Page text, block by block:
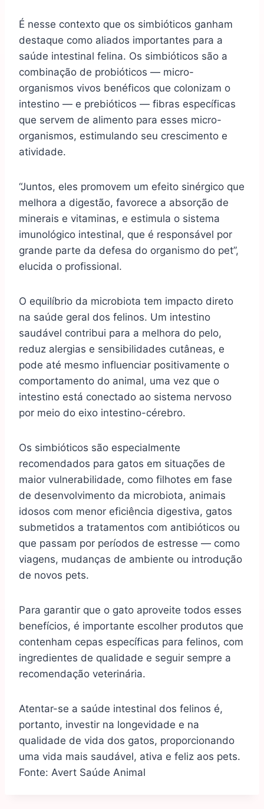
É nesse contexto que os simbióticos ganham
destaque como aliados importantes para a
saúde intestinal felina. Os simbióticos são a
combinação de probióticos — micro-
organismos vivos benéficos que colonizam o
intestino — e prebióticos — fibras específicas
que servem de alimento para esses micro-
organismos, estimulando seu crescimento e
atividade.
“Juntos, eles promovem um efeito sinérgico que
melhora a digestão, favorece a absorção de
minerais e vitaminas, e estimula o sistema
imunológico intestinal, que é responsável por
grande parte da defesa do organismo do pet”,
elucida o profissional.
O equilíbrio da microbiota tem impacto direto
na saúde geral dos felinos. Um intestino
saudável contribui para a melhora do pelo,
reduz alergias e sensibilidades cutâneas, e
pode até mesmo influenciar positivamente o
comportamento do animal, uma vez que o
intestino está conectado ao sistema nervoso
por meio do eixo intestino-cérebro.
Os simbióticos são especialmente
recomendados para gatos em situações de
maior vulnerabilidade, como filhotes em fase
de desenvolvimento da microbiota, animais
idosos com menor eficiência digestiva, gatos
submetidos a tratamentos com antibióticos ou
que passam por períodos de estresse — como
viagens, mudanças de ambiente ou introdução
de novos pets.
Para garantir que o gato aproveite todos esses
benefícios, é importante escolher produtos que
contenham cepas específicas para felinos, com
ingredientes de qualidade e seguir sempre a
recomendação veterinária.
Atentar-se a saúde intestinal dos felinos é,
portanto, investir na longevidade e na
qualidade de vida dos gatos, proporcionando
uma vida mais saudável, ativa e feliz aos pets.
Fonte: Avert Saúde Animal